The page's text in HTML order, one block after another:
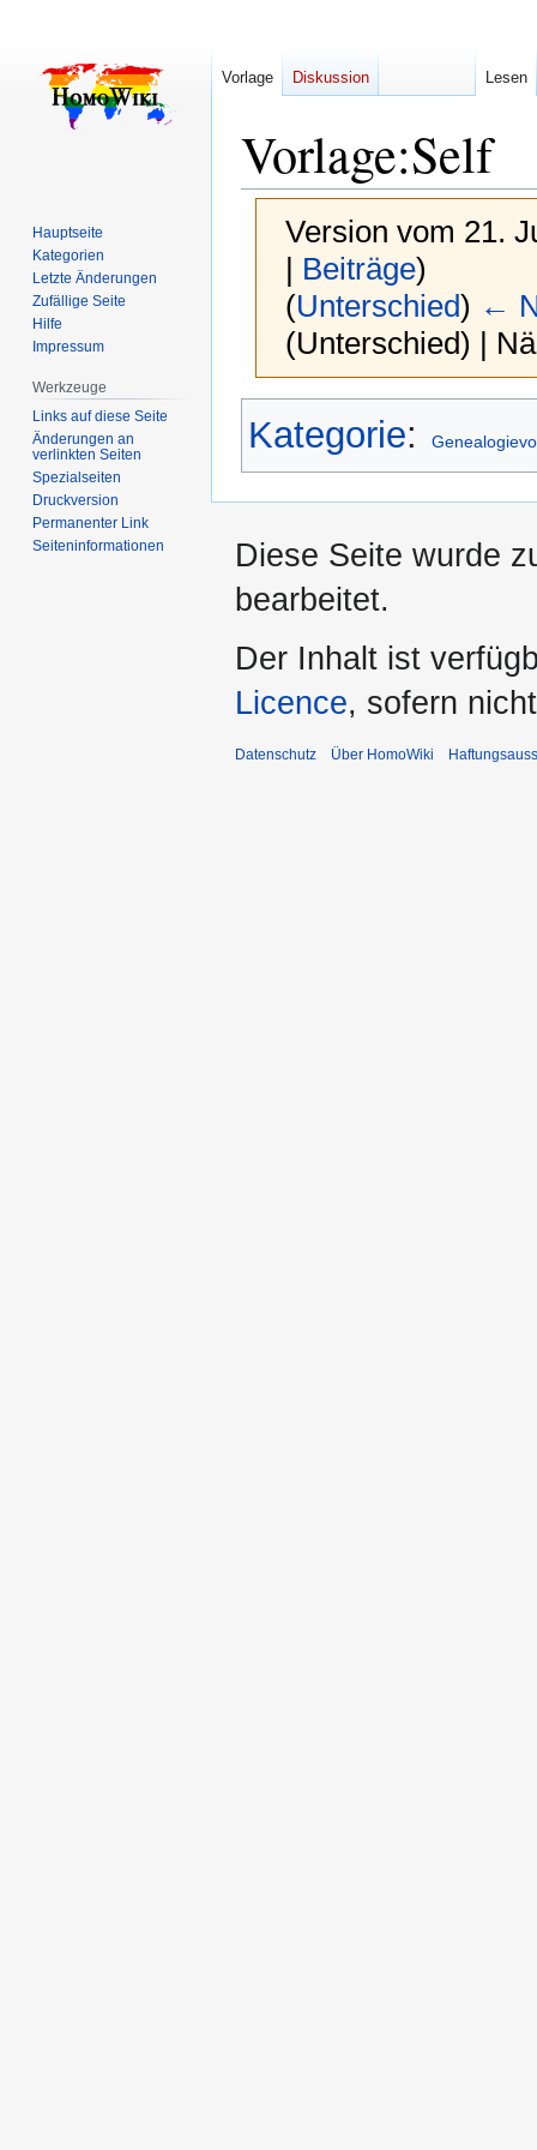
Vorlage:Self
Version vom 21.
| Beiträge)
(Unterschied) ←
(Unterschied) |
Navigation
Suche
Kategorie:
Vorlage Diskussion Lesen
Hauptseite
Kategorien
Letzte Änderungen
Zufällige Seite
Hilfe
Impressum
Werkzeuge
Links auf diese Seite
Änderungen an
verlinkten Seiten
Spezialseiten
Druckversion
Permanenter Link
Seiten­­informationen
Diese Seite wurde
bearbeitet.
Der Inhalt ist
Licence, sofern
Datenschutz Über HomoWiki